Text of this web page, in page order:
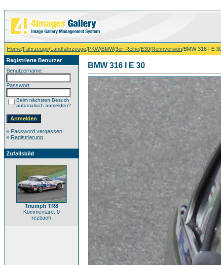
Home/Fahrzeuge/Landfahrzeuge/PKW/BMW/3er-Reihe/E30/Rennversion/BMW 316 I E
Registrierte Benutzer
Benutzername:
Passwort:
Beim nächsten Besuch
automatisch anmelden?
» Password vergessen
» Registrierung
Zufallsbild
Triumph TR8
Kommentare: 0
rezbach
BMW 316 I E 30